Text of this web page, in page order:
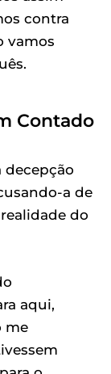
contra
vamos
Contado
decepção
a de
do
aqui,
me